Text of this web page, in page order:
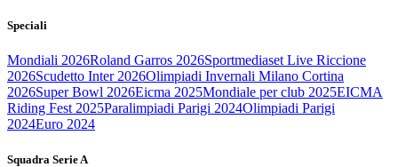
Speciali
Mondiali 2026Roland Garros 2026Sportmediaset Live Riccione
2026Scudetto Inter 2026Olimpiadi Invernali Milano Cortina
2026Super Bowl 2026Eicma 2025Mondiale per club 2025EICMA
Riding Fest 2025Paralimpiadi Parigi 2024Olimpiadi Parigi
2024Euro 2024
Squadra Serie A